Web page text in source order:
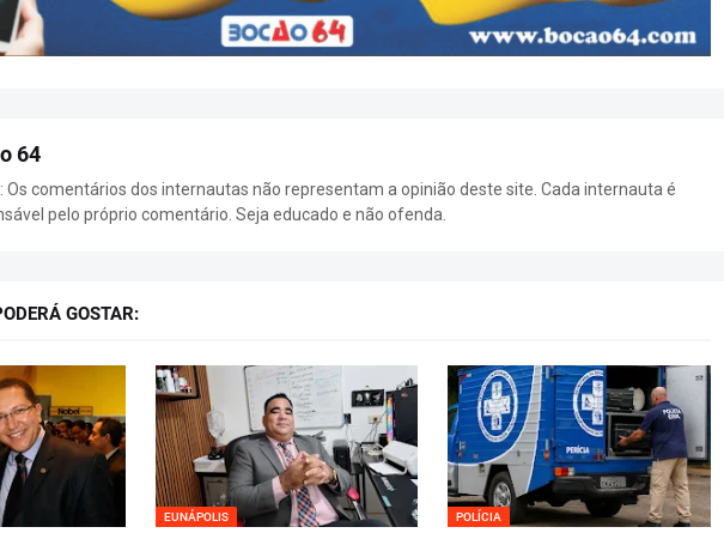
64
Os comentários dos internautas não representam a opinião deste site. Cada internauta é
pelo próprio comentário. Seja educado e não ofenda.
GOSTAR:
EUNÁPOLIS POLÍCIA